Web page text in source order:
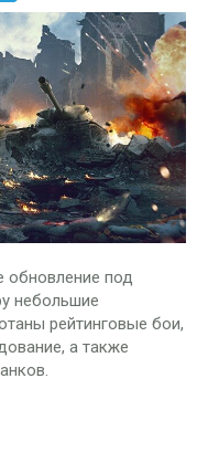
обновление под
небольшие
рейтинговые бои,
а также